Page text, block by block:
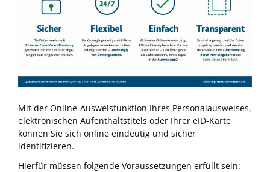
Mit der Online-Ausweisfunktion Ihres Personalausweises,
elektronischen Aufenthaltstitels oder Ihrer eID-Karte
können Sie sich online eindeutig und sicher
identifizieren.
Hierfür müssen folgende Voraussetzungen erfüllt sein: